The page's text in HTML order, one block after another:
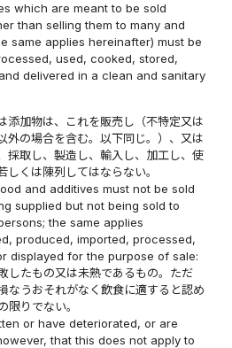
which are meant to be sold
than selling them to many and
same applies hereinafter) must be
used, cooked, stored,
delivered in a clean and sanitary
添加物は、これを販売し（不特定又は
外の場合を含む。以下同じ。）、又は
採取し、製造し、輸入し、加工し、使
くは陳列してはならない。
and additives must not be sold
supplied but not being sold to
the same applies
produced, imported, processed,
displayed for the purpose of sale:
したもの又は未熟であるもの。ただ
なうおそれがなく飲食に適すると認め
限りでない。
or have deteriorated, or are
that this does not apply to